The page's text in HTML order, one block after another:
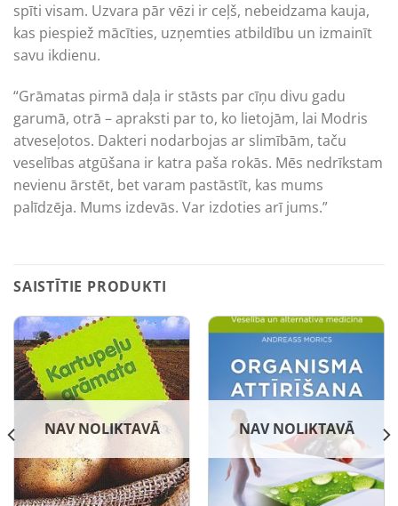
spīti visam. Uzvara pār vēzi ir ceļš, nebeidzama kauja,
kas piespiež mācīties, uzņemties atbildību un izmainīt
savu ikdienu.
“Grāmatas pirmā daļa ir stāsts par cīņu divu gadu
garumā, otrā – apraksti par to, ko lietojām, lai Modris
atveseļotos. Dakteri nodarbojas ar slimībām, taču
veselības atgūšana ir katra paša rokās. Mēs nedrīkstam
nevienu ārstēt, bet varam pastāstīt, kas mums
palīdzēja. Mums izdevās. Var izdoties arī jums.”
SAISTĪTIE PRODUKTI
NAV NOLIKTAVĀ NAV NOLIKTAVĀ